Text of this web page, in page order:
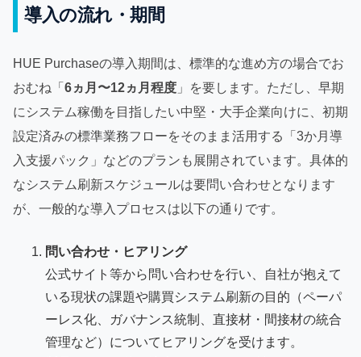
導入の流れ・期間
HUE Purchaseの導入期間は、標準的な進め方の場合でお
おむね「 6ヵ月〜12ヵ月程度 」を要します。ただし、早期
にシステム稼働を目指したい中堅・大手企業向けに、初期
設定済みの標準業務フローをそのまま活用する「3か月導
入支援パック」などのプランも展開されています。具体的
なシステム刷新スケジュールは要問い合わせとなります
が、一般的な導入プロセスは以下の通りです。
問い合わせ・ヒアリング
公式サイト等から問い合わせを行い、自社が抱えて
いる現状の課題や購買システム刷新の目的（ペーパ
ーレス化、ガバナンス統制、直接材・間接材の統合
管理など）についてヒアリングを受けます。